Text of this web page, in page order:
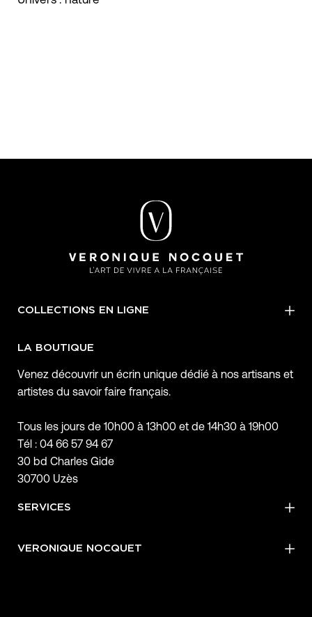
COLLECTIONS EN LIGNE
LA BOUTIQUE
Venez découvrir un écrin unique dédié à nos artisans et
artistes du savoir faire français.
Tous les jours de 10h00 à 13h00 et de 14h30 à 19h00
Tél : 04 66 57 94 67
30 bd Charles Gide
30700 Uzès
SERVICES
VERONIQUE NOCQUET